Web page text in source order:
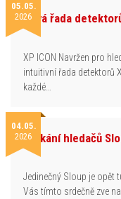
05.05.
2026Nová řada
XP ICON Navržen pro
intuitivní řada detektorů
každé…
04.05.
2026Setkání hledačů
Jedinečný Sloup je opět
Vás tímto srdečně zve